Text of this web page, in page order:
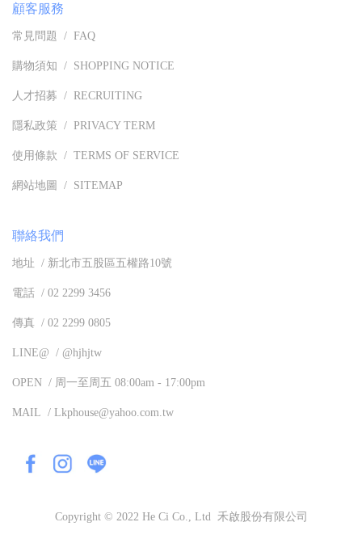
顧客服務
常見問題 / FAQ
購物須知 / SHOPPING NOTICE
人才招募 / RECRUITING
隱私政策 / PRIVACY TERM
使用條款 / TERMS OF SERVICE
網站地圖 / SITEMAP
聯絡我們
地址 / 新北市五股區五權路10號
電話 / 02 2299 3456
傳真 / 02 2299 0805
LINE@ / @hjhjtw
OPEN / 周一至周五 08:00am - 17:00pm
MAIL / Lkphouse@yahoo.com.tw
Copyright © 2022 He Ci Co., Ltd 禾啟股份有限公司